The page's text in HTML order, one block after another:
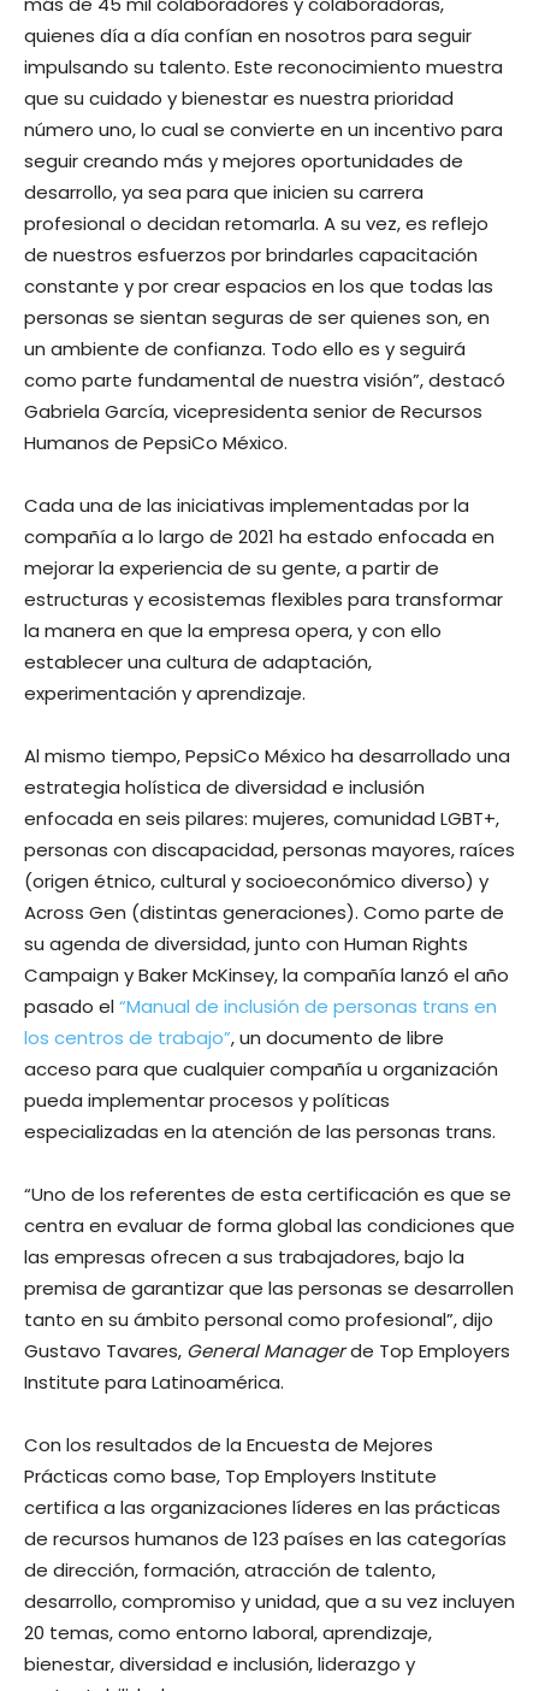
quienes día a día confían en nosotros para seguir
impulsando su talento. Este reconocimiento muestra
que su cuidado y bienestar es nuestra prioridad
número uno, lo cual se convierte en un incentivo para
seguir creando más y mejores oportunidades de
desarrollo, ya sea para que inicien su carrera
profesional o decidan retomarla. A su vez, es reflejo
de nuestros esfuerzos por brindarles capacitación
constante y por crear espacios en los que todas las
personas se sientan seguras de ser quienes son, en
un ambiente de confianza. Todo ello es y seguirá
como parte fundamental de nuestra visión”, destacó
Gabriela García, vicepresidenta senior de Recursos
Humanos de PepsiCo México.
Cada una de las iniciativas implementadas por la
compañía a lo largo de 2021 ha estado enfocada en
mejorar la experiencia de su gente, a partir de
estructuras y ecosistemas flexibles para transformar
la manera en que la empresa opera, y con ello
establecer una cultura de adaptación,
experimentación y aprendizaje.
Al mismo tiempo, PepsiCo México ha desarrollado una
estrategia holística de diversidad e inclusión
enfocada en seis pilares: mujeres, comunidad LGBT+,
personas con discapacidad, personas mayores, raíces
(origen étnico, cultural y socioeconómico diverso) y
Across Gen (distintas generaciones). Como parte de
su agenda de diversidad, junto con Human Rights
Campaign y Baker McKinsey, la compañía lanzó el año
pasado el“Manual de inclusión de personas trans en
los centros de trabajo”, un documento de libre
acceso para que cualquier compañía u organización
pueda implementar procesos y políticas
especializadas en la atención de las personas trans.
“Uno de los referentes de esta certificación es que se
centra en evaluar de forma global las condiciones que
las empresas ofrecen a sus trabajadores, bajo la
premisa de garantizar que las personas se desarrollen
tanto en su ámbito personal como profesional”, dijo
Gustavo Tavares, General Managerde Top Employers
Institute para Latinoamérica.
Con los resultados de la Encuesta de Mejores
Prácticas como base, Top Employers Institute
certifica a las organizaciones líderes en las prácticas
de recursos humanos de 123 países en las categorías
de dirección, formación, atracción de talento,
desarrollo, compromiso y unidad, que a su vez incluyen
20 temas, como entorno laboral, aprendizaje,
bienestar, diversidad e inclusión, liderazgo y